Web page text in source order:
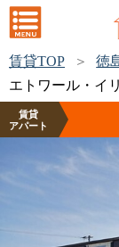
賃貸TOP 徳
エトワール・イ
賃貸
アパート